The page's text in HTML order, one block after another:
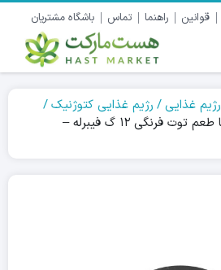
قوانین راهنما تماس باشگاه مشتریان
رژیم غذایی
رژیم غذایی کتوژنیک
خوشبو کننده دهان استویا طعم توت فرنگی ۱۲ گ فیبرله –